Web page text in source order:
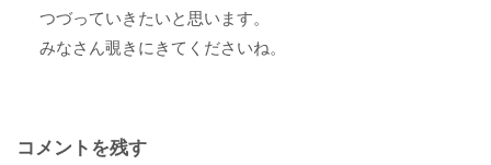
つづっていきたいと思います。
みなさん覗きにきてくださいね。
コメントを残す